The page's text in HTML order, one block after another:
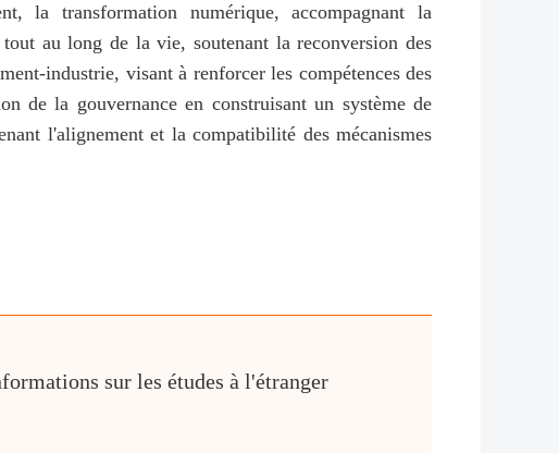
la transformation numérique, accompagnant la
au long de la vie, soutenant la reconversion des
industrie, visant à renforcer les compétences des
de la gouvernance en construisant un système de
l'alignement et la compatibilité des mécanismes
sur les études à l'étranger